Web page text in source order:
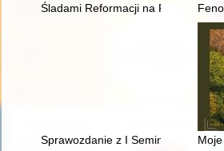
Śladami Reformacji na Pogórzu
Sprawozdanie z I Seminarium